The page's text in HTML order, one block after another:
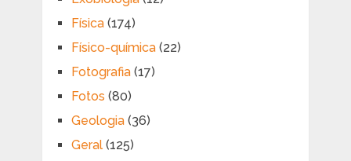
Física(174)
Físico-química(22)
Fotografia(17)
Fotos (80)
Geologia(36)
Geral(125)